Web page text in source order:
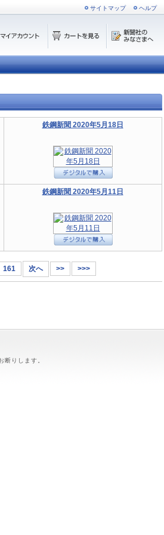
サイトマップ ヘルプ
鉄鋼新聞 2020年5月18日
鉄鋼新聞 2020年5月11日
161 次へ >> >>>
りします。